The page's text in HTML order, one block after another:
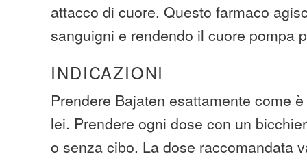
attacco di cuore. Questo farmaco
sanguigni e rendendo il cuore pompa
INDICAZIONI
Prendere Bajaten esattamente come
lei. Prendere ogni dose con un
o senza cibo. La dose raccomandata